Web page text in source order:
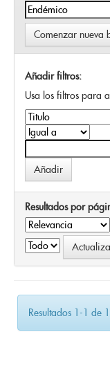
Comenzar nueva
Añadir filtros:
Usa los filtros para
Resultados por
Resultados 1-1 de 1.